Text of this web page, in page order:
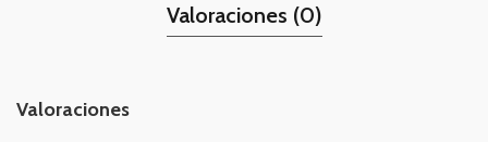
Valoraciones (0)
Valoraciones